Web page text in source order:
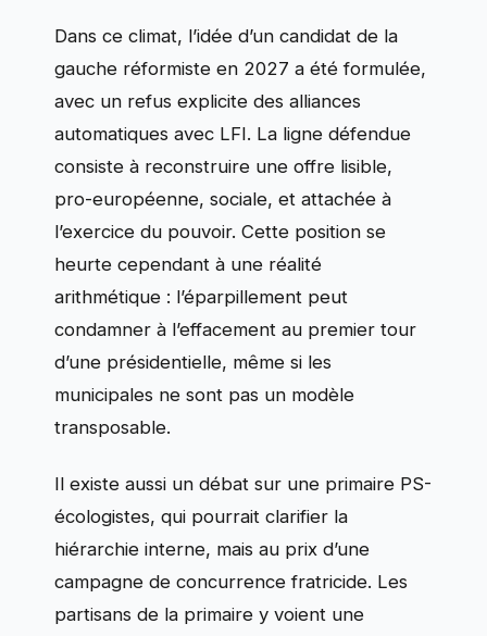
Dans ce climat, l’idée d’un candidat de la
gauche réformiste en 2027 a été formulée,
avec un refus explicite des alliances
automatiques avec LFI. La ligne défendue
consiste à reconstruire une offre lisible,
pro-européenne, sociale, et attachée à
l’exercice du pouvoir. Cette position se
heurte cependant à une réalité
arithmétique : l’éparpillement peut
condamner à l’effacement au premier tour
d’une présidentielle, même si les
municipales ne sont pas un modèle
transposable.
Il existe aussi un débat sur une primaire PS-
écologistes, qui pourrait clarifier la
hiérarchie interne, mais au prix d’une
campagne de concurrence fratricide. Les
partisans de la primaire y voient une